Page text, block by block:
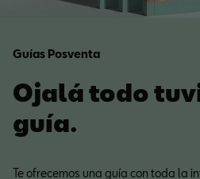
Guías Posventa
Ojalá todo
guía.
Te ofrecemos una guía con toda la